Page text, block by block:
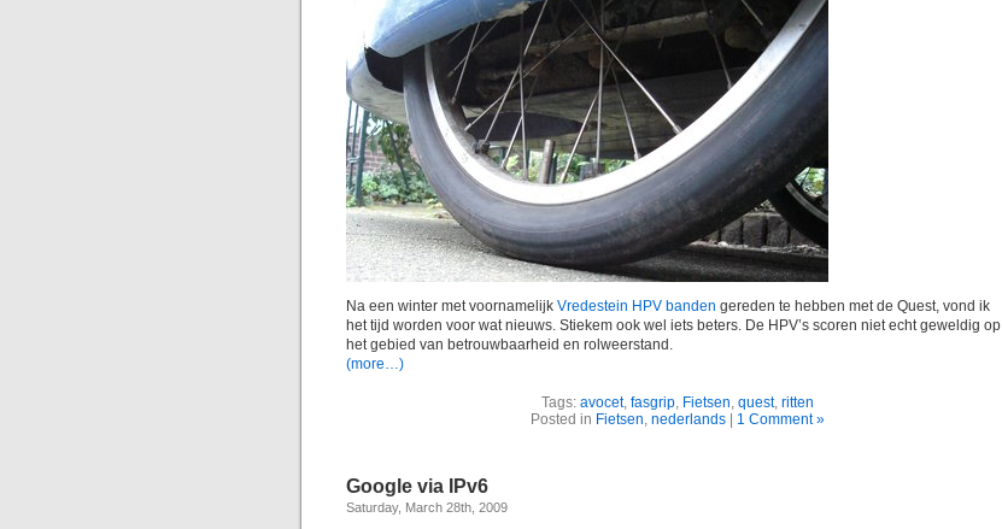
Na een winter met voornamelijk Vredestein HPV banden gereden te hebben met de Quest, vond ik
het tijd worden voor wat nieuws. Stiekem ook wel iets beters. De HPV’s scoren niet echt geweldig op
het gebied van betrouwbaarheid en rolweerstand.
(more…)
Tags: avocet, fasgrip, Fietsen, quest, ritten
Posted in Fietsen, nederlands 1 Comment »
Google via IPv6
Saturday, March 28th, 2009